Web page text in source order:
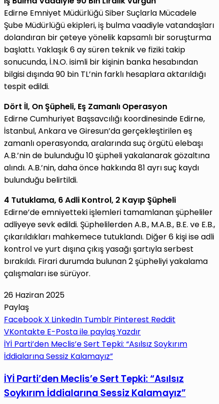
Edirne Emniyet Müdürlüğü Siber Suçlarla Mücadele
Şube Müdürlüğü ekipleri, iş bulma vaadiyle vatandaşları
dolandıran bir çeteye yönelik kapsamlı bir soruşturma
başlattı. Yaklaşık 6 ay süren teknik ve fiziki takip
sonucunda, İ.N.O. isimli bir kişinin banka hesabından
bilgisi dışında 90 bin TL’nin farklı hesaplara aktarıldığı
tespit edildi.
Dört İl, On Şüpheli, Eş Zamanlı Operasyon
Edirne Cumhuriyet Başsavcılığı koordinesinde Edirne,
İstanbul, Ankara ve Giresun’da gerçekleştirilen eş
zamanlı operasyonda, aralarında suç örgütü elebaşı
A.B.’nin de bulunduğu 10 şüpheli yakalanarak gözaltına
alındı. A.B.’nin, daha önce hakkında 81 ayrı suç kaydı
bulunduğu belirtildi.
4 Tutuklama, 6 Adli Kontrol, 2 Kayıp Şüpheli
Edirne’de emniyetteki işlemleri tamamlanan şüpheliler
adliyeye sevk edildi. Şüphelilerden A.B., M.A.B., B.E. ve E.B.,
çıkarıldıkları mahkemece tutuklandı. Diğer 6 kişi ise adli
kontrol ve yurt dışına çıkış yasağı şartıyla serbest
bırakıldı. Firari durumda bulunan 2 şüpheliyi yakalama
çalışmaları ise sürüyor.
26 Haziran 2025
Paylaş
Facebook X LinkedIn Tumblr Pinterest Reddit
VKontakte E-Posta ile paylaşYazdır
İYİ Parti’den Meclis’e Sert Tepki: “Asılsız Soykırım
İddialarına Sessiz Kalamayız”
İYİ Parti’den Meclis’e Sert Tepki: “Asılsız
Soykırım İddialarına Sessiz Kalamayız”